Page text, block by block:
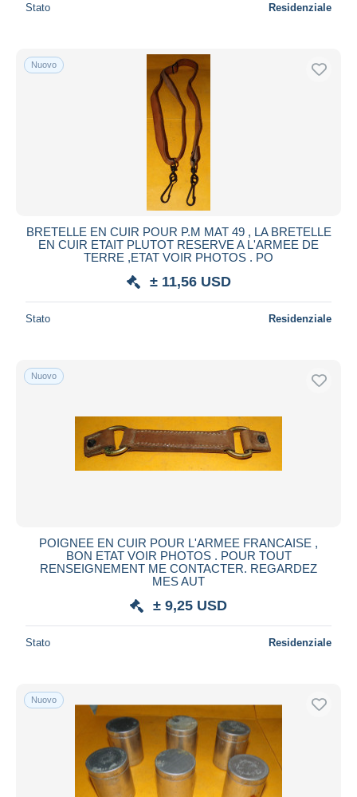
Stato Residenziale
Nuovo
BRETELLE EN CUIR POUR P.M MAT 49 , LA BRETELLE
EN CUIR ETAIT PLUTOT RESERVE A L'ARMEE DE
TERRE ,ETAT VOIR PHOTOS . PO
± 11,56 USD
Stato Residenziale
Nuovo
POIGNEE EN CUIR POUR L'ARMEE FRANCAISE ,
BON ETAT VOIR PHOTOS . POUR TOUT
RENSEIGNEMENT ME CONTACTER. REGARDEZ
MES AUT
± 9,25 USD
Stato Residenziale
Nuovo